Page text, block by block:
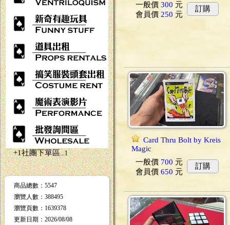
+1社團下單區...1
商品總數 ：5547
瀏覽人數 ： 388495
瀏覽頁數 ： 1639378
更新日期 ：2026/08/08
一般價 300 元
會員價 250 元
訂購
Card Thru Bolt by Kreis
Magic
一般價 700 元
會員價 650 元
訂購